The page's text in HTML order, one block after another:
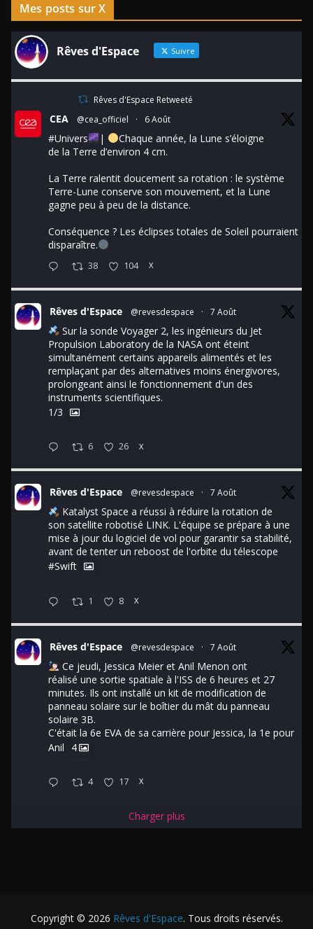
Mes posts sur X
Rêves d'Espace Suivre
Rêves d'Espace Retweeté
CEA @cea_officiel · 6 Août
#Univers |
Chaque année, la Lune s’éloigne
de la Terre d’environ 4 cm.
La Terre ralentit doucement sa rotation : le système
Terre-Lune conserve son mouvement, et la Lune
gagne peu à peu de la distance.
Conséquence ? Les éclipses totales de Soleil pourraient
disparaître.
38 104 X
Rêves d'Espace @revesdespace · 7 Août
Sur la sonde Voyager 2, les ingénieurs du Jet
Propulsion Laboratory de la NASA ont éteint
simultanément certains appareils alimentés et les
remplaçant par des alternatives moins énergivores,
prolongeant ainsi le fonctionnement d'un des
instruments scientifiques.
1/3
6 26 X
Rêves d'Espace @revesdespace · 7 Août
Katalyst Space a réussi à réduire la rotation de
son satellite robotisé LINK. L'équipe se prépare à une
mise à jour du logiciel de vol pour garantir sa stabilité,
avant de tenter un reboost de l'orbite du télescope
#Swift
1 8 X
Rêves d'Espace @revesdespace · 7 Août
Ce jeudi, Jessica Meier et Anil Menon ont
réalisé une sortie spatiale à l'ISS de 6 heures et 27
minutes. Ils ont installé un kit de modification de
panneau solaire sur le boîtier du mât du panneau
solaire 3B.
C'était la 6e EVA de sa carrière pour Jessica, la 1e pour
Anil
4
4 17 X
Charger plus
Copyright © 2026 Rêves d'Espace. Tous droits réservés.